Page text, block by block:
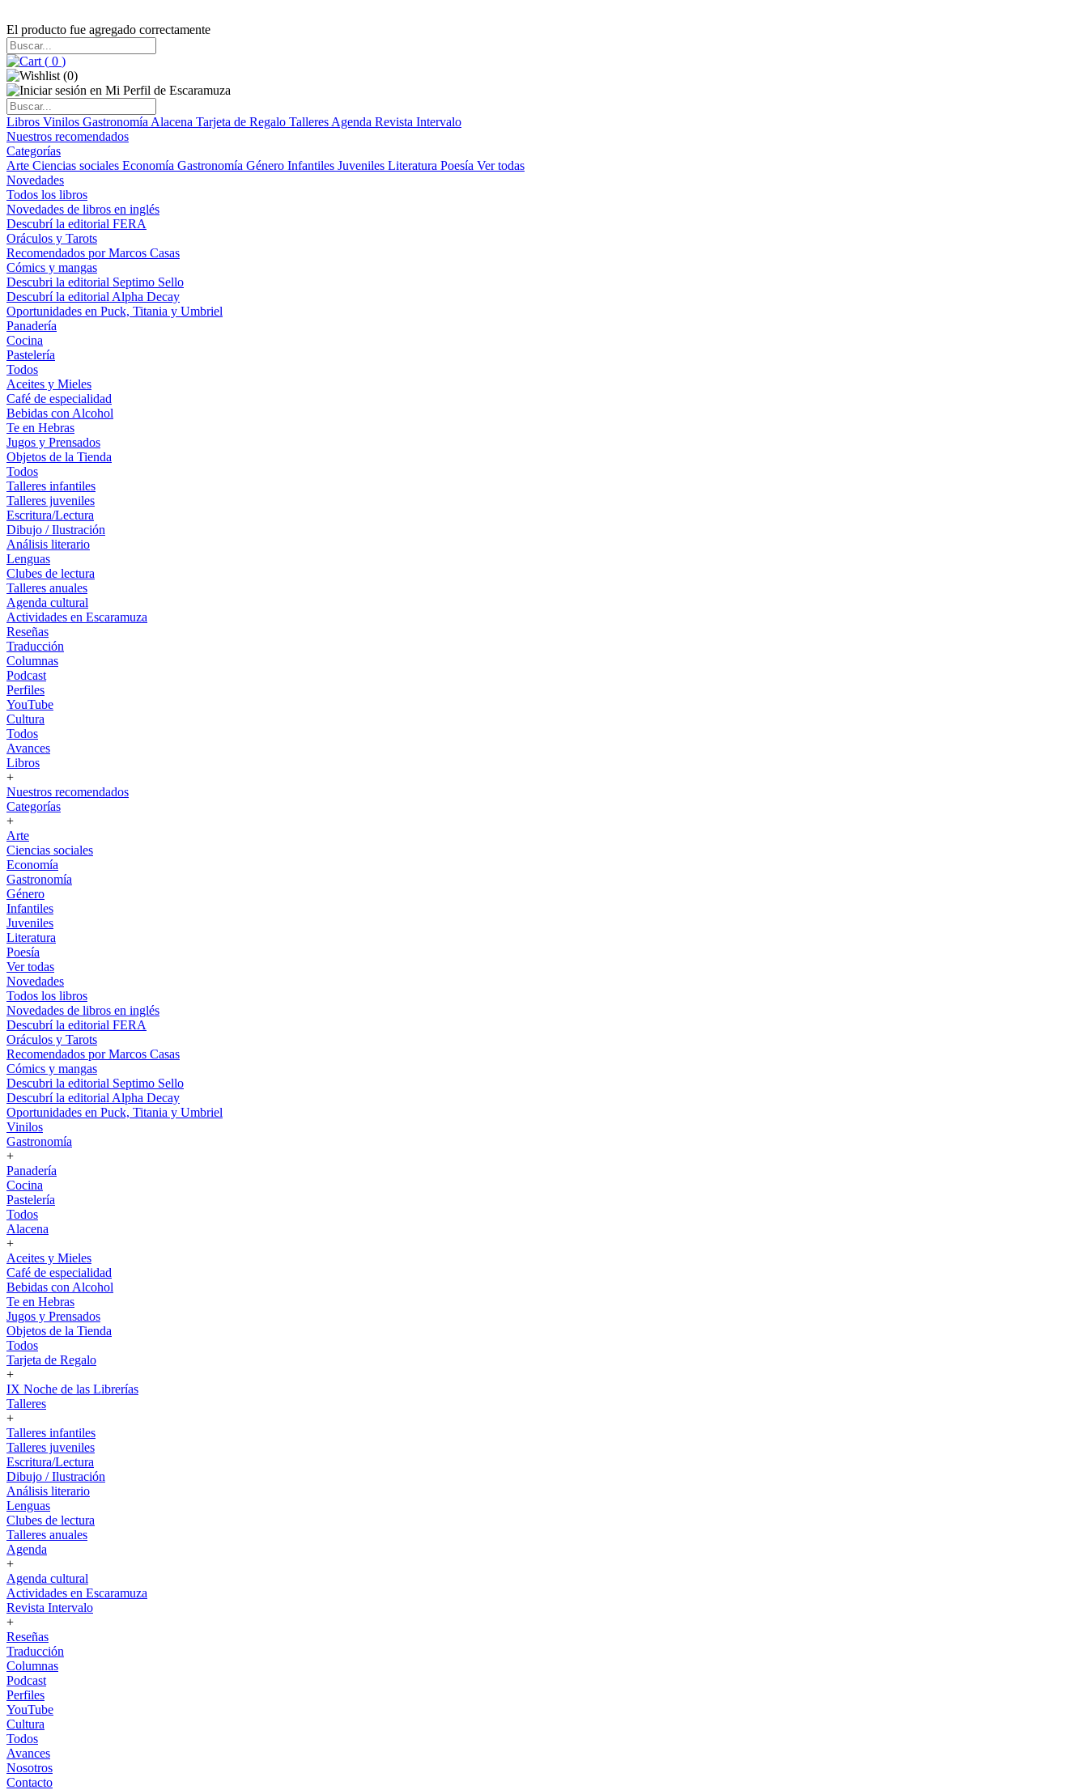
El producto fue agregado correctamente
( 0 )
(0)
Libros Vinilos Gastronomía Alacena Tarjeta de Regalo Talleres Agenda Revista Intervalo
Nuestros recomendados
Categorías
Arte Ciencias sociales Economía Gastronomía Género Infantiles Juveniles Literatura Poesía Ver todas
Novedades
Todos los libros
Novedades de libros en inglés
Descubrí la editorial FERA
Oráculos y Tarots
Recomendados por Marcos Casas
Cómics y mangas
Descubri la editorial Septimo Sello
Descubrí la editorial Alpha Decay
Oportunidades en Puck, Titania y Umbriel
Panadería
Cocina
Pastelería
Todos
Aceites y Mieles
Café de especialidad
Bebidas con Alcohol
Te en Hebras
Jugos y Prensados
Objetos de la Tienda
Todos
Talleres infantiles
Talleres juveniles
Escritura/Lectura
Dibujo / Ilustración
Análisis literario
Lenguas
Clubes de lectura
Talleres anuales
Agenda cultural
Actividades en Escaramuza
Reseñas
Traducción
Columnas
Podcast
Perfiles
YouTube
Cultura
Todos
Avances
Libros
+
Nuestros recomendados
Categorías
+
Arte
Ciencias sociales
Economía
Gastronomía
Género
Infantiles
Juveniles
Literatura
Poesía
Ver todas
Novedades
Todos los libros
Novedades de libros en inglés
Descubrí la editorial FERA
Oráculos y Tarots
Recomendados por Marcos Casas
Cómics y mangas
Descubri la editorial Septimo Sello
Descubrí la editorial Alpha Decay
Oportunidades en Puck, Titania y Umbriel
Vinilos
Gastronomía
+
Panadería
Cocina
Pastelería
Todos
Alacena
+
Aceites y Mieles
Café de especialidad
Bebidas con Alcohol
Te en Hebras
Jugos y Prensados
Objetos de la Tienda
Todos
Tarjeta de Regalo
+
IX Noche de las Librerías
Talleres
+
Talleres infantiles
Talleres juveniles
Escritura/Lectura
Dibujo / Ilustración
Análisis literario
Lenguas
Clubes de lectura
Talleres anuales
Agenda
+
Agenda cultural
Actividades en Escaramuza
Revista Intervalo
+
Reseñas
Traducción
Columnas
Podcast
Perfiles
YouTube
Cultura
Todos
Avances
Nosotros
Contacto